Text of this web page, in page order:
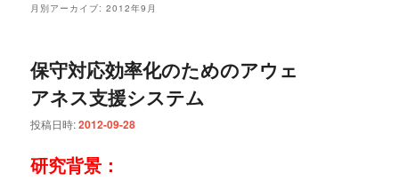
月別アーカイブ:2012年9月
保守対応効率化のためのアウェ
アネス支援システム
投稿日時:2012-09-28
研究背景：